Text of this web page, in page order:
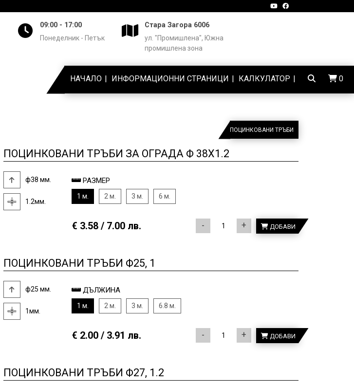
09:00 - 17:00
Понеделник - Петък
Стара Загора 6006
ул. "Промишлена", Южна
промишлена зона
НАЧАЛО ИНФОРМАЦИОННИ СТРАНИЦИ КАЛКУЛАТОР 0
ПОЦИНКОВАНИ ТРЪБИ
ПОЦИНКОВАНИ ТРЪБИ ЗА ОГРАДА Ф 38Х1.2
ф38 мм.
1.2мм.
РАЗМЕР
1 м. 2 м. 3 м. 6 м.
€ 3.58 / 7.00 лв. - + ДОБАВИ
ПОЦИНКОВАНИ ТРЪБИ Ф25, 1
ф25 мм.
1мм.
ДЪЛЖИНА
1 м. 2 м. 3 м. 6.8 м.
€ 2.00 / 3.91 лв. - + ДОБАВИ
ПОЦИНКОВАНИ ТРЪБИ Ф27, 1.2